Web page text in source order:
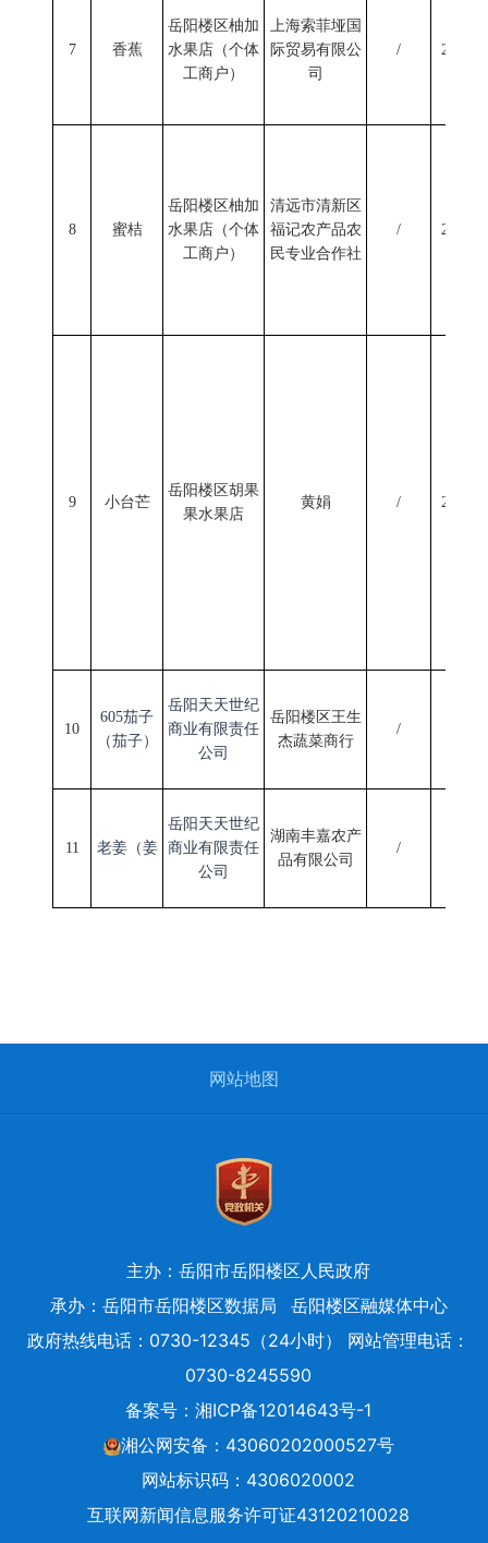
7 香蕉
岳阳楼区柚加
水果店（个体
工商户）
上海索菲垭国
际贸易有限公
司
/ 2024/
8 蜜桔
岳阳楼区柚加
水果店（个体
工商户）
清远市清新区
福记农产品农
民专业合作社
/ 2024/
9 小台芒
岳阳楼区胡果
果水果店
黄娟 / 2024/
10
605茄子
（茄子）
岳阳天天世纪
商业有限责任
公司
岳阳楼区王生
杰蔬菜商行
/
11 老姜（姜
岳阳天天世纪
商业有限责任
公司
湖南丰嘉农产
品有限公司
/
网站地图
主办：岳阳市岳阳楼区人民政府
承办：岳阳市岳阳楼区数据局
岳阳楼区融媒体中心
政府热线电话：0730-12345（24小时） 网站管理电话：
0730-8245590
备案号： 湘ICP备12014643号-1
湘公网安备：43060202000527号
网站标识码：4306020002
互联网新闻信息服务许可证43120210028